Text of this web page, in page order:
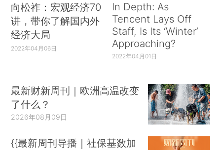
向松祚：宏观经济70
讲，带你了解国内外
经济大局
2022年04月06日
In Depth: As
Tencent Lays Off
Staff, Is Its ‘Winter’
Approaching?
2022年04月01日
最新财新周刊｜欧洲高温改变
了什么？
2026年08月09日
{{最新周刊导播｜社保基数加